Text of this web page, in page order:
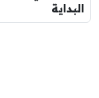
البداية